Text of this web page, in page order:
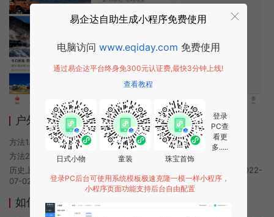
户外CAMP小程序使用方法
方法1. 使用微信扫描本页面上方二维码进入户外CAMP的小程序
方法2. 在微信中搜索“户外CAMP”即可进入小程序
历史上的今时小程序由户外CAMP团队开发，易企达小程序商店于2022-
07-02 20:18发布
如何开发类似户外CAMP的小程序
易企达自助生成小程序免费使用
电脑访问 www.eqiday.com 免费使用
通过易企达平台终身免300元认证费,最快3分钟上线!
查看教程
日式小物 童装 珠宝首饰
登录
PC查
看更
多.....
登录PC后台可使用系统模板极速克隆一模一样小程序，
小程序页面功能支持后台自由配置